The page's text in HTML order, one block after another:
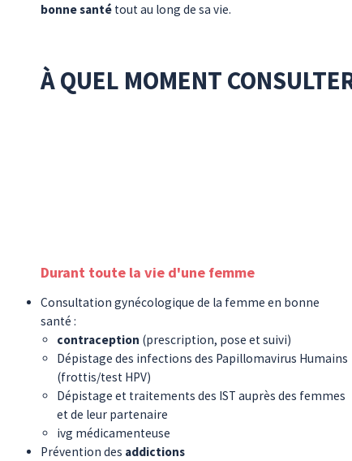
bonne santé tout au long de sa vie.
À QUEL MOMENT
Durant toute la vie d'une femme
Consultation gynécologique de la femme en bonne
santé :
contraception (prescription, pose et suivi)
Dépistage des infections des Papillomavirus Humains
(frottis/test HPV)
Dépistage et traitements des IST auprès des femmes
et de leur partenaire
ivg médicamenteuse
Prévention des addictions